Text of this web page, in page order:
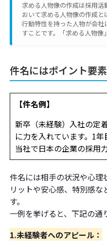
求める人物像の作成は採用
おいて求める人物像の作成と
行動特性を持った人物が会
すことです。「求める人物像
件名にはポイント要
【件名例】
新卒（未経験）入社の定
に力を入れています。1
当社で日本の企業の採用
件名には相手の状況や心理
リットや安心感、特別感
す。
一例を挙げると、下記の通
1.未経験者へのアピール：